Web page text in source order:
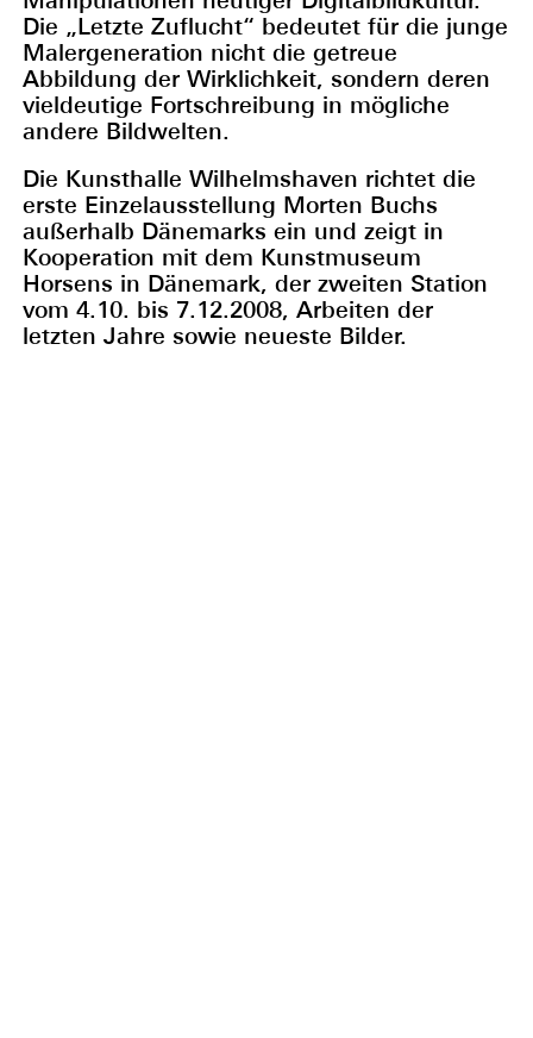
Die „Letzte Zuflucht“ bedeutet für die junge
Malergeneration nicht die getreue
Abbildung der Wirklichkeit, sondern deren
vieldeutige Fortschreibung in mögliche
andere Bildwelten.
Die Kunsthalle Wilhelmshaven richtet die
erste Einzelausstellung Morten Buchs
außerhalb Dänemarks ein und zeigt in
Kooperation mit dem Kunstmuseum
Horsens in Dänemark, der zweiten Station
vom 4.10. bis 7.12.2008, Arbeiten der
letzten Jahre sowie neueste Bilder.